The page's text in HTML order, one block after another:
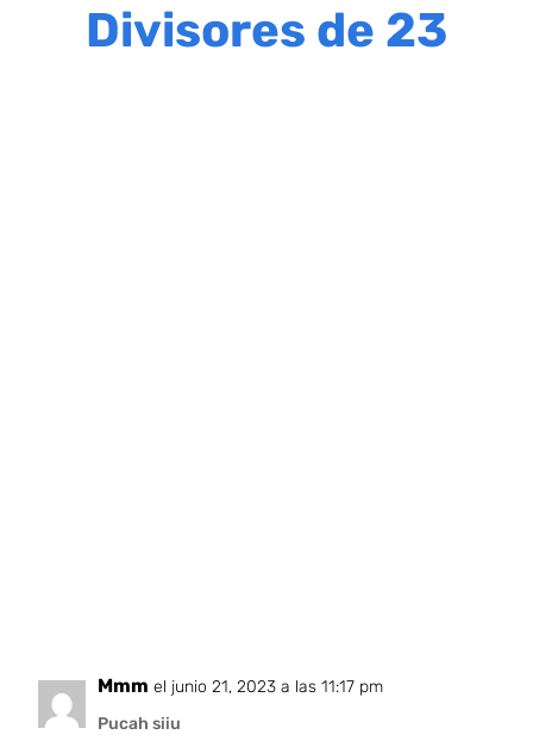
Divisores de 23
Mmm el junio 21, 2023 a las 11:17 pm
Pucah siiu